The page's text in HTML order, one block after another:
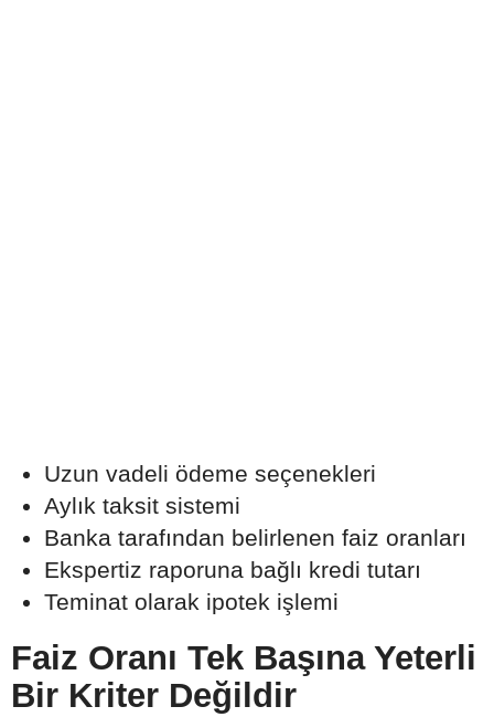
Uzun vadeli ödeme seçenekleri
Aylık taksit sistemi
Banka tarafından belirlenen faiz oranları
Ekspertiz raporuna bağlı kredi tutarı
Teminat olarak ipotek işlemi
Faiz Oranı Tek Başına Yeterli
Bir Kriter Değildir